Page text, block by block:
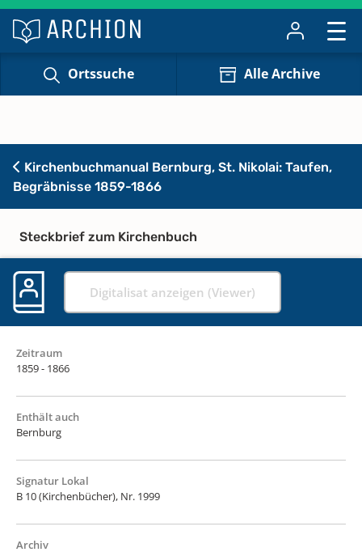
Ortssuche Alle Archive
Kirchenbuchmanual Bernburg, St. Nikolai: Taufen,
Begräbnisse 1859-1866
Steckbrief zum Kirchenbuch
Digitalisat anzeigen (Viewer)
Zeitraum
1859 - 1866
Enthält auch
Bernburg
Signatur Lokal
B 10 (Kirchenbücher), Nr. 1999
Archiv